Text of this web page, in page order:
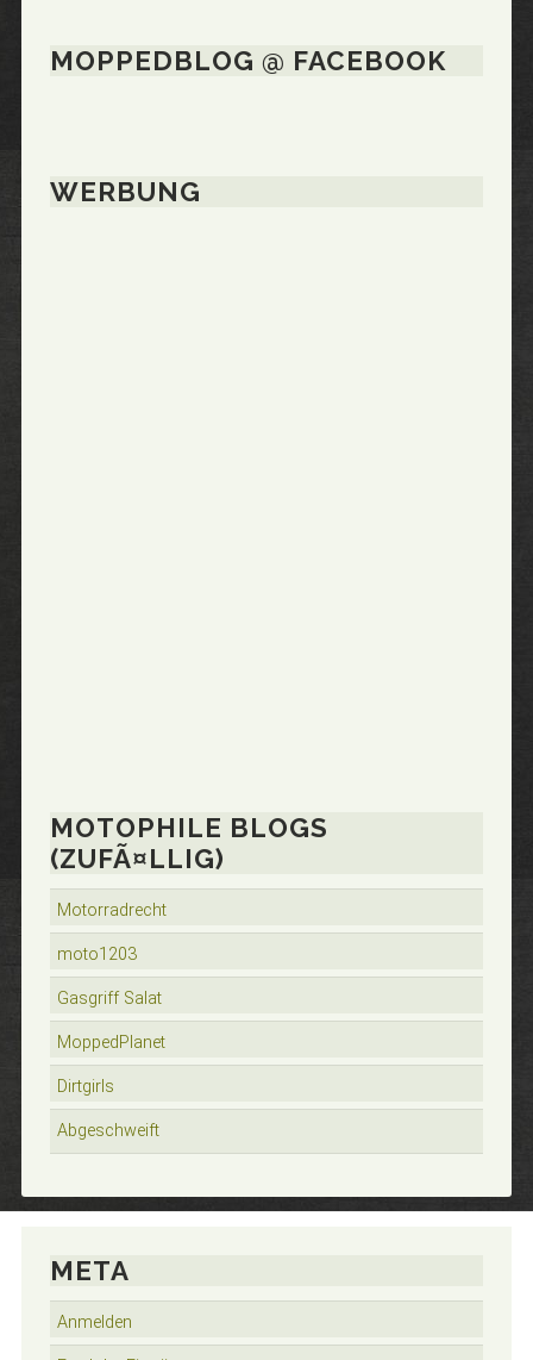
MOPPEDBLOG @ FACEBOOK
WERBUNG
MOTOPHILE BLOGS
(ZUFÃ¤LLIG)
Motorradrecht
moto1203
Gasgriff Salat
MoppedPlanet
Dirtgirls
Abgeschweift
META
Anmelden